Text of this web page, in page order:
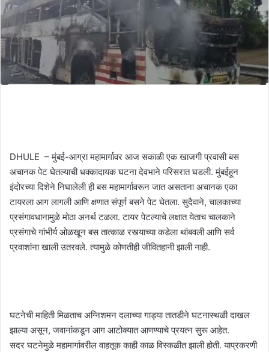
DHULE – मुंबई-आग्रा महामार्गावर आज सकाळी एक खाजगी प्रवासी बस
अचानक पेट घेतल्याची धक्कादायक घटना देवभाने परिसरात घडली. मुंबईहून
इंदोरच्या दिशेने निघालेली ही बस महामार्गावरून जात असताना अचानक एका
टायरला आग लागली आणि क्षणात संपूर्ण बसने पेट घेतला. सुदैवाने, चालकाच्या
प्रसंगावधानामुळे मोठा अनर्थ टळला. टायर पेटल्याचे लक्षात येताच चालकाने
प्रसंगाचे गांभीर्य ओळखून बस तात्काळ रस्त्याच्या कडेला थांबवली आणि सर्व
प्रवाशांना खाली उतरवले. त्यामुळे कोणतीही जीवितहानी झाली नाही.
घटनेची माहिती मिळताच अग्निशमन दलाच्या गाड्या तातडीने घटनास्थळी दाखल
झाल्या असून, जवानांकडून आग आटोक्यात आणण्याचे प्रयत्न सुरू आहेत.
सदर घटनेमुळे महामार्गावरील वाहतूक काही काळ विस्कळीत झाली होती. याप्रकरणी